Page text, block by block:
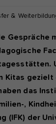
&
Gespräche
Kitas gezielt
das
,
(IFK) der